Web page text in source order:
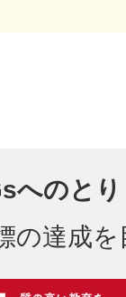
へのと
の達成
滋賀県